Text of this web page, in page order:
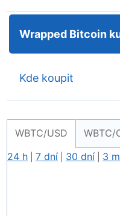
Wrapped Bitcoin
Kde koupit
WBTC/USD WBTC/
24 h
7 dní 30 dní 3